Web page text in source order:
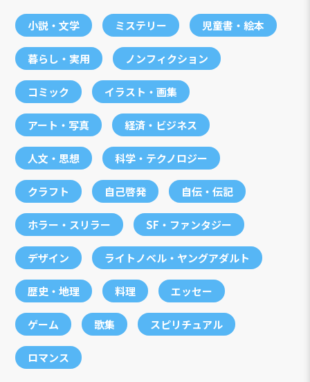
小説・文学 ミステリー 児童書・絵本
暮らし・実用 ノンフィクション
コミック イラスト・画集
アート・写真 経済・ビジネス
人文・思想 科学・テクノロジー
クラフト 自己啓発 自伝・伝記
ホラー・スリラー SF・ファンタジー
デザイン ライトノベル・ヤングアダルト
歴史・地理 料理 エッセー
ゲーム 歌集 スピリチュアル
ロマンス